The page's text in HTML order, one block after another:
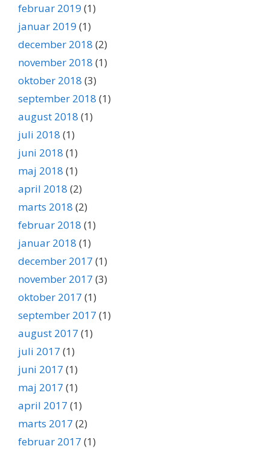
februar 2019 (1)
januar 2019 (1)
december 2018 (2)
november 2018 (1)
oktober 2018 (3)
september 2018 (1)
august 2018 (1)
juli 2018 (1)
juni 2018 (1)
maj 2018 (1)
april 2018 (2)
marts 2018 (2)
februar 2018 (1)
januar 2018 (1)
december 2017 (1)
november 2017 (3)
oktober 2017 (1)
september 2017 (1)
august 2017 (1)
juli 2017 (1)
juni 2017 (1)
maj 2017 (1)
april 2017 (1)
marts 2017 (2)
februar 2017 (1)